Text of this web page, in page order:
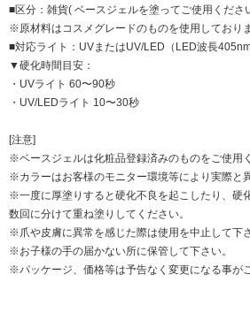
■区分：雑貨( ベースジェルを塗ってご使用くださ
※原材料はコスメグレードのものを使用しておりま
■対応ライト：UVまたはUV/LED（LED波長
▼硬化時間目安：
・UVライト 60〜90秒
・UV/LEDライト 10〜30秒
[注意]
※ベースジェルは化粧品登録済みのものをご使用
※カラーはお客様のモニター環境等により実際と
※一度に厚塗りすると硬化不良を起こしたり、硬
数回に分けて重ね塗りしてください。
※爪や皮膚に異常を感じた際は使用を中止して下さ
※お子様の手の届かない所に保管して下さい。
※パッケージ、価格等は予告なく変更になる事が